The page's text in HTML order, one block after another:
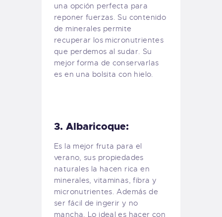
una opción perfecta para
reponer fuerzas. Su contenido
de minerales permite
recuperar los micronutrientes
que perdemos al sudar. Su
mejor forma de conservarlas
es en una bolsita con hielo.
3. Albaricoque:
Es la mejor fruta para el
verano, sus propiedades
naturales la hacen rica en
minerales, vitaminas, fibra y
micronutrientes. Además de
ser fácil de ingerir y no
mancha. Lo ideal es hacer con